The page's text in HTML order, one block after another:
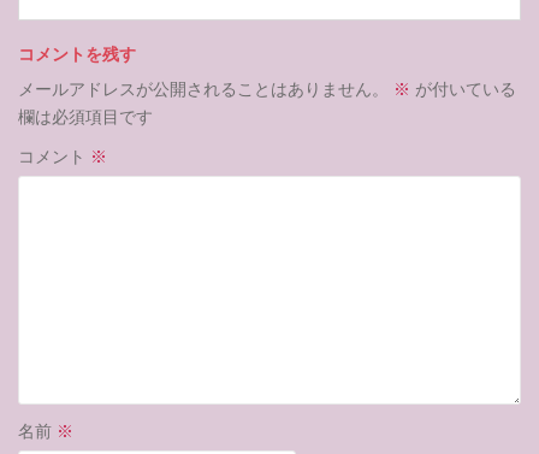
コメントを残す
メールアドレスが公開されることはありません。
※ が付いている
欄は必須項目です
コメント ※
名前 ※